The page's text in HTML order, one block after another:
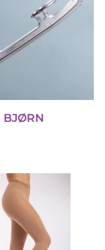
BJØRN